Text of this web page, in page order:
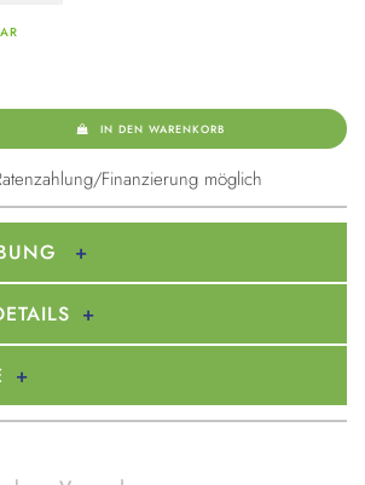
IN DEN WARENKORB
Finanzierung möglich